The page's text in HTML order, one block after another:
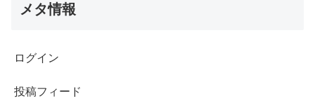
メタ情報
ログイン
投稿フィード